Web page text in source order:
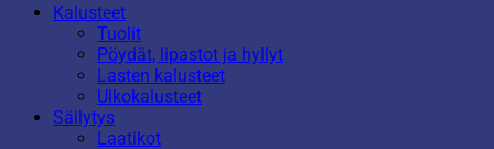
Kalusteet
Tuolit
Pöydät, lipastot ja hyllyt
Lasten kalusteet
Ulkokalusteet
Säilytys
Laatikot